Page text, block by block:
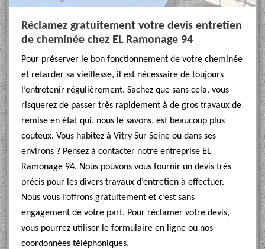
Réclamez gratuitement votre devis entretien
de cheminée chez EL Ramonage 94
Pour préserver le bon fonctionnement de votre cheminée
et retarder sa vieillesse, il est nécessaire de toujours
l’entretenir régulièrement. Sachez que sans cela, vous
risquerez de passer très rapidement à de gros travaux de
remise en état qui, nous le savons, est beaucoup plus
couteux. Vous habitez à Vitry Sur Seine ou dans ses
environs ? Pensez à contacter notre entreprise EL
Ramonage 94. Nous pouvons vous fournir un devis très
précis pour les divers travaux d’entretien à effectuer.
Nous vous l’offrons gratuitement et c’est sans
engagement de votre part. Pour réclamer votre devis,
vous pourrez utiliser le formulaire en ligne ou nos
coordonnées téléphoniques.